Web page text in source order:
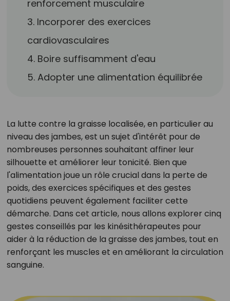
renforcement musculaire
3. Incorporer des exercices
cardiovasculaires
4. Boire suffisamment d'eau
5. Adopter une alimentation équilibrée
La lutte contre la graisse localisée, en particulier au
niveau des jambes, est un sujet d'intérêt pour de
nombreuses personnes souhaitant affiner leur
silhouette et améliorer leur tonicité. Bien que
l'alimentation joue un rôle crucial dans la perte de
poids, des exercices spécifiques et des gestes
quotidiens peuvent également faciliter cette
démarche. Dans cet article, nous allons explorer cinq
gestes conseillés par les kinésithérapeutes pour
aider à la réduction de la graisse des jambes, tout en
renforçant les muscles et en améliorant la circulation
sanguine.